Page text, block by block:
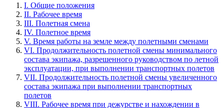
I. Общие положения
II. Рабочее время
III. Полетная смена
IV. Полетное время
V. Время работы на земле между полетными сменами
VI. Продолжительность полетной смены минимального
состава экипажа, разрешенного руководством по летной
эксплуатации, при выполнении транспортных полетов
VII. Продолжительность полетной смены увеличенного
состава экипажа при выполнении транспортных
полетов
VIII. Рабочее время при дежурстве и нахождении в